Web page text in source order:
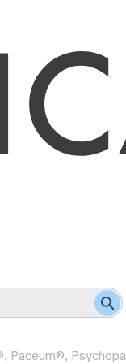
Paceum®,